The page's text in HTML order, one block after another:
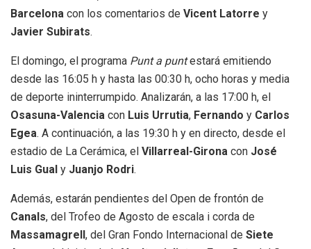
Barcelona con los comentarios de Vicent Latorre y
Javier Subirats.
El domingo, el programa Punt a puntestará emitiendo
desde las 16:05 h y hasta las 00:30 h, ocho horas y media
de deporte ininterrumpido. Analizarán, a las 17:00 h, el
Osasuna-Valencia con Luis Urrutia, Fernando y Carlos
Egea. A continuación, a las 19:30 h y en directo, desde el
estadio de La Cerámica, el Villarreal-Girona con José
Luis Gual y Juanjo Rodri.
Además, estarán pendientes del Open de frontón de
Canals, del Trofeo de Agosto de escala i corda de
Massamagrell, del Gran Fondo Internacional de Siete